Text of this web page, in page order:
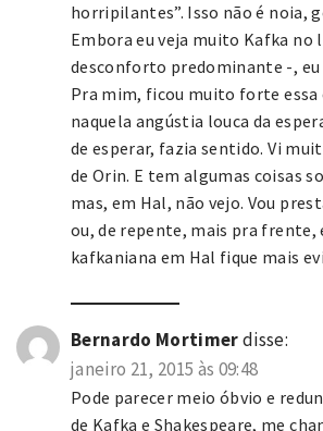
horripilantes”. Isso não é noia,
Embora eu veja muito Kafka no
desconforto predominante -, eu
Pra mim, ficou muito forte essa
naquela angústia louca da
de esperar, fazia sentido. Vi
de Orin. E tem algumas coisas
mas, em Hal, não vejo. Vou
ou, de repente, mais pra frente,
kafkaniana em Hal fique mais
Bernardo Mortimerdisse:
janeiro 21, 2015 às 09:48
Pode parecer meio óbvio e
de Kafka e Shakespeare, me